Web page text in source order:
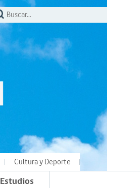
Cultura y Deporte
Estudios